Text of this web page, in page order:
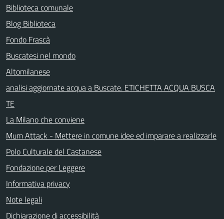
Biblioteca comunale
Blog Biblioteca
Fondo Frascà
Buscatesi nel mondo
Altomilanese
analisi aggiornate acqua a Buscate. ETICHETTA ACQUA BUSCA
TE
La Milano che conviene
Mum Attack - Mettere in comune idee ed imparare a realizzarle
Polo Culturale del Castanese
Fondazione per Leggere
Informativa privacy
Note legali
Dichiarazione di accessibilità